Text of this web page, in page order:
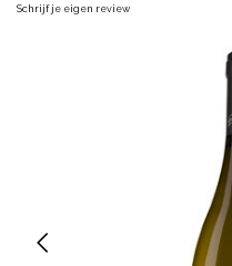
Schrijf je eigen review